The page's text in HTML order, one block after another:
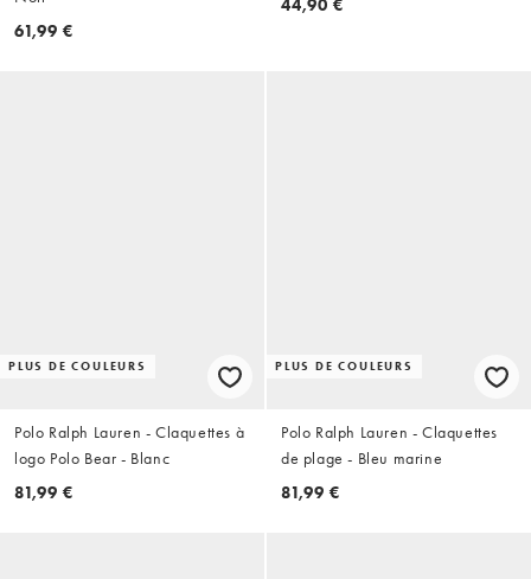
61,99 €
44,90 €
PLUS DE COULEURS
Polo Ralph Lauren - Claquettes à
logo Polo Bear - Blanc
81,99 €
PLUS DE COULEURS
Polo Ralph Lauren - Claquettes
de plage - Bleu marine
81,99 €